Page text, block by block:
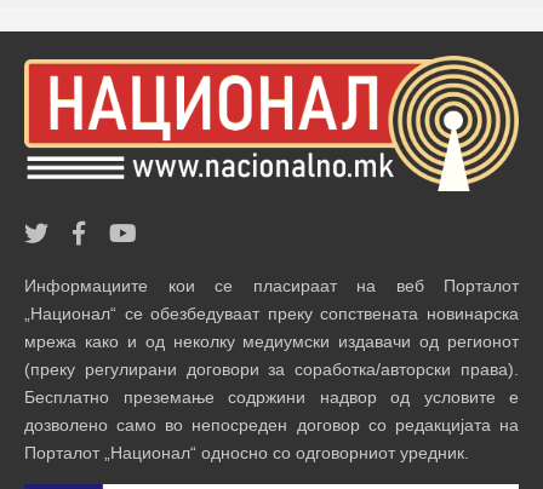
Информациите кои се пласираат на веб Порталот
„Национал“ се обезбедуваат преку сопствената новинарска
мрежа како и од неколку медиумски издавачи од регионот
(преку регулирани договори за соработка/авторски права).
Бесплатно преземање содржини надвор од условите е
дозволено само во непосреден договор со редакцијата на
Порталот „Национал“ односно со одговорниот уредник.